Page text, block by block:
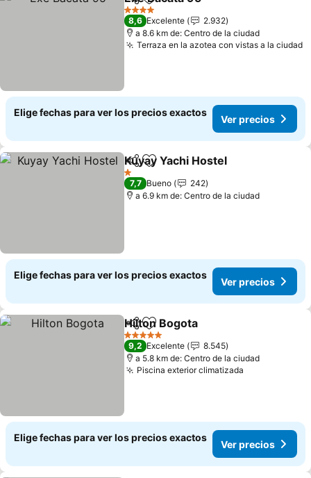
CompartirAgregar a favoritos
4 Estrellas
8,6 Excelente
2.932
a 8.6 km de: Centro de la ciudad
Terraza en la azotea con vistas a la ciudad
Elige fechas para ver los precios exactos
Ver precios
CompartirAgregar a favoritos
Kuyay Yachi Hostel
1 Estrellas
7,7 Bueno
242
a 6.9 km de: Centro de la ciudad
Elige fechas para ver los precios exactos
Ver precios
CompartirAgregar a favoritos
Hilton Bogota
5 Estrellas
9,2 Excelente
8.545
a 5.8 km de: Centro de la ciudad
Piscina exterior climatizada
Elige fechas para ver los precios exactos
Ver precios